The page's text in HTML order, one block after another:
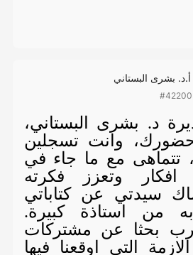
أ.د. بشرى البستاني
#42200
د. بشرى البستاني،
حضورك، وانت تسجلين
تتماهى مع ما جاء في
افكار وتعزز فكرته
سيدتي عن كتاباتي
من استاذة كبيرة.
بحثا عن مشتركات
التي اوقعنا فيها